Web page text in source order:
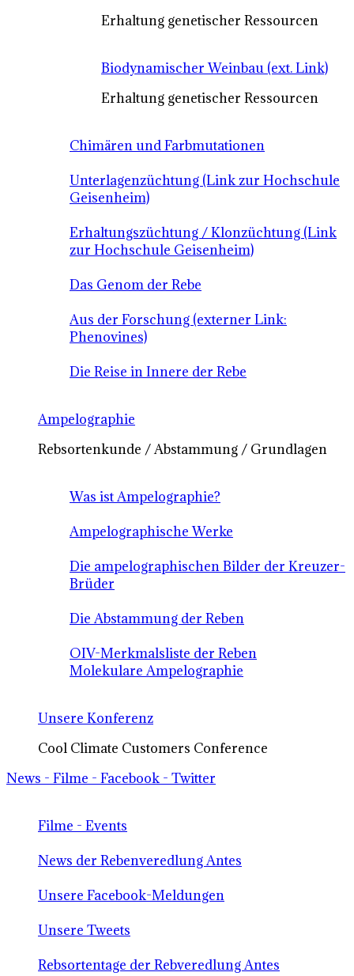
Erhaltung genetischer Ressourcen
Biodynamischer Weinbau (ext. Link)
Erhaltung genetischer Ressourcen
Chimären und Farbmutationen
Unterlagenzüchtung (Link zur Hochschule
Geisenheim)
Erhaltungszüchtung / Klonzüchtung (Link
zur Hochschule Geisenheim)
Das Genom der Rebe
Aus der Forschung (externer Link:
Phenovines)
Die Reise in Innere der Rebe
Ampelographie
Rebsortenkunde / Abstammung / Grundlagen
Was ist Ampelographie?
Ampelographische Werke
Die ampelographischen Bilder der Kreuzer-
Brüder
Die Abstammung der Reben
OIV-Merkmalsliste der Reben
Molekulare Ampelographie
Unsere Konferenz
Cool Climate Customers Conference
News - Filme - Facebook - Twitter
Filme - Events
News der Rebenveredlung Antes
Unsere Facebook-Meldungen
Unsere Tweets
Rebsortentage der Rebveredlung Antes